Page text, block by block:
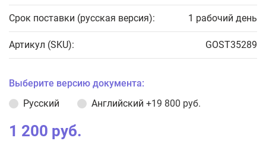
Срок поставки (русская версия): 1 рабочий день
Артикул (SKU): GOST35289
Выберите версию документа:
Русский
Английский +19 800 руб.
1 200 руб.